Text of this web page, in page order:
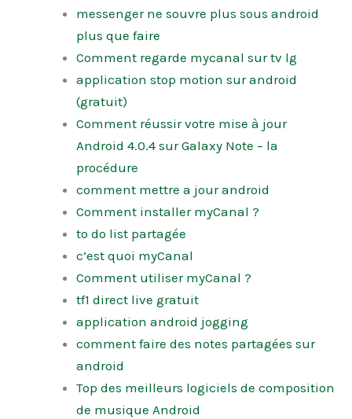
messenger ne souvre plus sous android
plus que faire
Comment regarde mycanal sur tv lg
application stop motion sur android
(gratuit)
Comment réussir votre mise à jour
Android 4.0.4 sur Galaxy Note – la
procédure
comment mettre a jour android
Comment installer myCanal ?
to do list partagée
c’est quoi myCanal
Comment utiliser myCanal ?
tf1 direct live gratuit
application android jogging
comment faire des notes partagées sur
android
Top des meilleurs logiciels de composition
de musique Android